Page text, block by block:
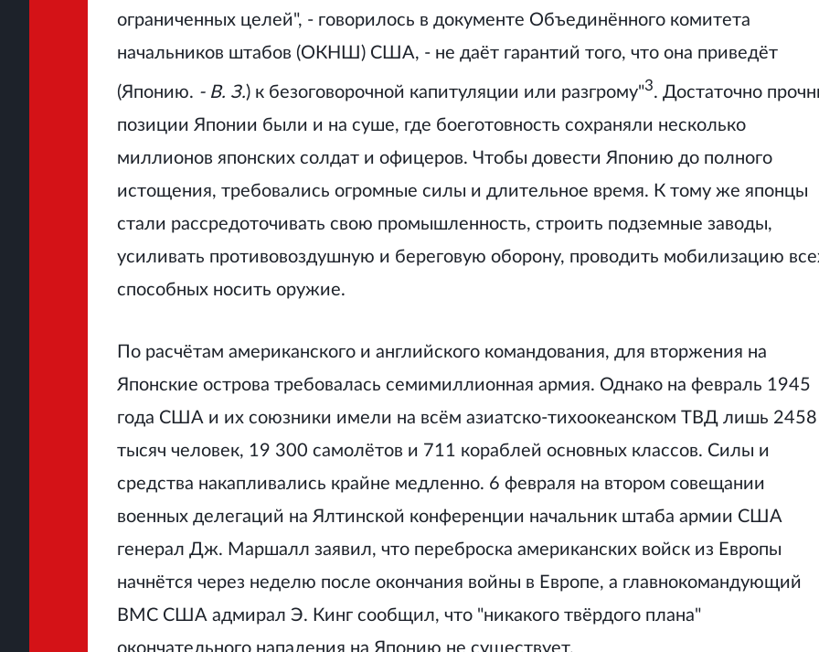
ограниченных целей", - говорилось в документе Объединённого комитета
начальников штабов (ОКНШ) США, - не даёт гарантий того, что она приведёт
(Японию. - В. З.) к безоговорочной капитуляции или разгрому"3. Достаточно
позиции Японии были и на суше, где боеготовность сохраняли несколько
миллионов японских солдат и офицеров. Чтобы довести Японию до полного
истощения, требовались огромные силы и длительное время. К тому же японцы
стали рассредоточивать свою промышленность, строить подземные заводы,
усиливать противовоздушную и береговую оборону, проводить мобилизацию
способных носить оружие.
По расчётам американского и английского командования, для вторжения на
Японские острова требовалась семимиллионная армия. Однако на февраль 1945
года США и их союзники имели на всём азиатско-тихоокеанском ТВД лишь 2458
тысяч человек, 19 300 самолётов и 711 кораблей основных классов. Силы и
средства накапливались крайне медленно. 6 февраля на втором совещании
военных делегаций на Ялтинской конференции начальник штаба армии США
генерал Дж. Маршалл заявил, что переброска американских войск из Европы
начнётся через неделю после окончания войны в Европе, а главнокомандующий
ВМС США адмирал Э. Кинг сообщил, что "никакого твёрдого плана"
окончательного нападения на Японию не существует.